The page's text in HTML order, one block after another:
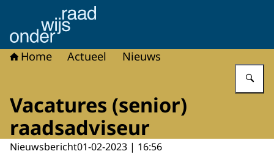
Naar de homepage van Onderwijsraad
Home Actueel Nieuws
Vacatures (senior)
raadsadviseur
Nieuwsbericht01-02-2023 | 16:56